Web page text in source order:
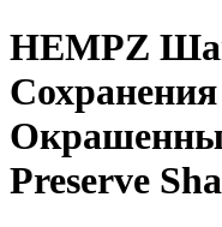
HEMPZ
Preserve